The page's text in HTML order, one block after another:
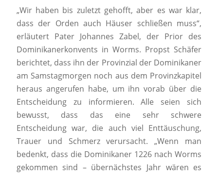
„Wir haben bis zuletzt gehofft, aber es war klar,
dass der Orden auch Häuser schließen muss“,
erläutert Pater Johannes Zabel, der Prior des
Dominikanerkonvents in Worms. Propst Schäfer
berichtet, dass ihn der Provinzial der Dominikaner
am Samstagmorgen noch aus dem Provinzkapitel
heraus angerufen habe, um ihn vorab über die
Entscheidung zu informieren. Alle seien sich
bewusst, dass das eine sehr schwere
Entscheidung war, die auch viel Enttäuschung,
Trauer und Schmerz verursacht. „Wenn man
bedenkt, dass die Dominikaner 1226 nach Worms
gekommen sind – übernächstes Jahr wären es